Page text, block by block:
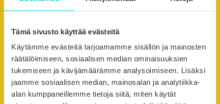
Tämä sivusto käyttää evästeitä
Käytämme evästeitä tarjoamamme sisällön ja mainosten
räätälöimiseen, sosiaalisen median ominaisuuksien
tukemiseen ja kävijämäärämme analysoimiseen. Lisäksi
jaamme sosiaalisen median, mainosalan ja analytiikka-
alan kumppaneillemme tietoja siitä, miten käytät
työehtosopimus
työehtosopimus
Tietotekniikan palvelualan työehtosopimus
Suunnittelu- ja konsulttialan ylempien
toimihenkilöiden työehtosopimus
Suunnittelu- ja konsulttialan toimihenkilöiden
työehtosopimus